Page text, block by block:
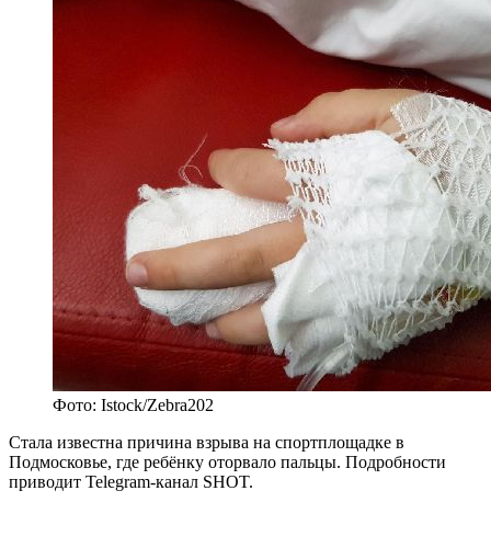
Фото: Istock/Zebra202
Стала известна причина взрыва на спортплощадке в
Подмосковье, где ребёнку оторвало пальцы. Подробности
приводит Telegram-канал SHOT.